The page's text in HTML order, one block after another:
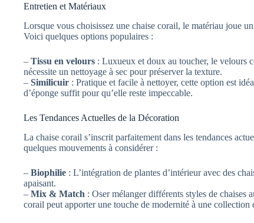
Entretien et Matériaux
Lorsque vous choisissez une chaise corail, le matériau joue
Voici quelques options populaires :
– Tissu en velours : Luxueux et doux au toucher, le velours
nécessite un nettoyage à sec pour préserver la texture.
– Similicuir : Pratique et facile à nettoyer, cette option est
d’éponge suffit pour qu’elle reste impeccable.
Les Tendances Actuelles de la Décoration
La chaise corail s’inscrit parfaitement dans les tendances
quelques mouvements à considérer :
– Biophilie : L’intégration de plantes d’intérieur avec des
apaisant.
– Mix & Match : Oser mélanger différents styles de chaises
corail peut apporter une touche de modernité à une collection